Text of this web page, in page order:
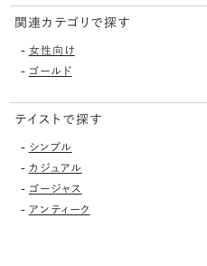
関連カテゴリで探す
- 女性向け
- ゴールド
テイストで探す
- シンプル
- カジュアル
- ゴージャス
- アンティーク